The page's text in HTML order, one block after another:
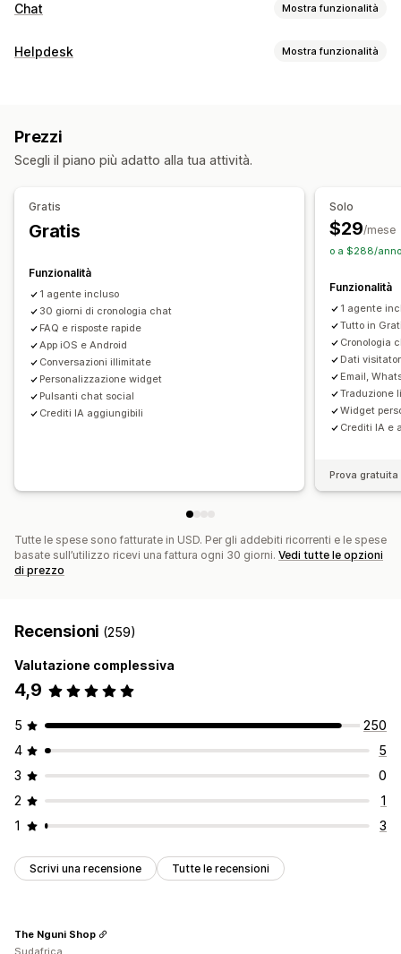
Chat Mostra funzionalità
Messaggistica in tempo reale
Monitoraggio comportamentale
Crittografia
Dati sui clienti
Risposte automatiche
Recupero del carrello
Saluti
Richieste di recensioni
Cross-selling Upselling Invia trascrizione
Personalizzazione
Colore e font Emoji e adesivi
Orario di lavoro
Messaggi di benvenuto
Pulsanti di chat
Aggiunta di tag Assegnazione della chat
Flussi di chat
Avatar degli agenti
Helpdesk Mostra funzionalità
Self-service
Casella di posta unificata
Escalation Aggiunta di tag
Notifiche personalizzate
Multilingua
Multistore Analisi
Prezzi
Scegli il piano più adatto alla tua attività.
Gratis
Gratis
Funzionalità
1 agente incluso
30 giorni di cronologia chat
FAQ e risposte rapide
App iOS e Android
Conversazioni illimitate
Personalizzazione widget
Pulsanti chat social
Crediti IA aggiungibili
Solo
$29/mese
o a $288/
Funzionalità
1 agente
Tutto in
Cronologia
Dati
Email,
Traduzione
Widget
Crediti IA e
Prova
Tutte le spese sono fatturate in USD. Per gli addebiti ricorrenti e le spese
basate sull’utilizzo ricevi una fattura ogni 30 giorni. Vedi tutte le opzioni
di prezzo
Recensioni (259)
Valutazione complessiva
4,9
5
250
4
5
3
0
2
1
1
3
Scrivi una recensione Tutte le recensioni
The Nguni Shop